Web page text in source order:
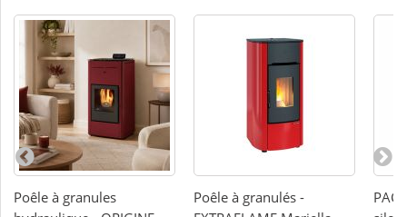
Poêle à granules
Poêle à granulés -